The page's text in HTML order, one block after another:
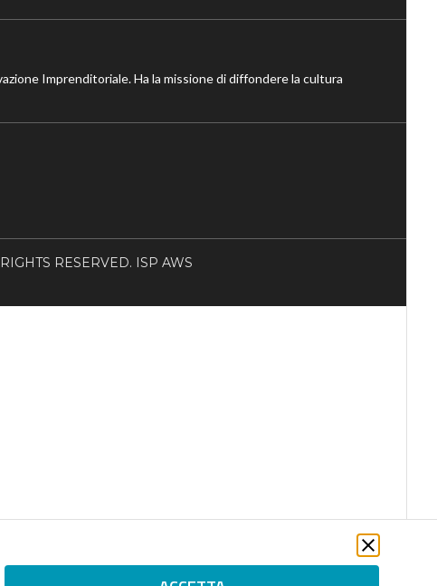
Imprenditoriale. Ha la missione di diffondere la cultura
RESERVED. ISP AWS